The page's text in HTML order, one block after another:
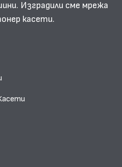
Изградили сме мрежа
касети.